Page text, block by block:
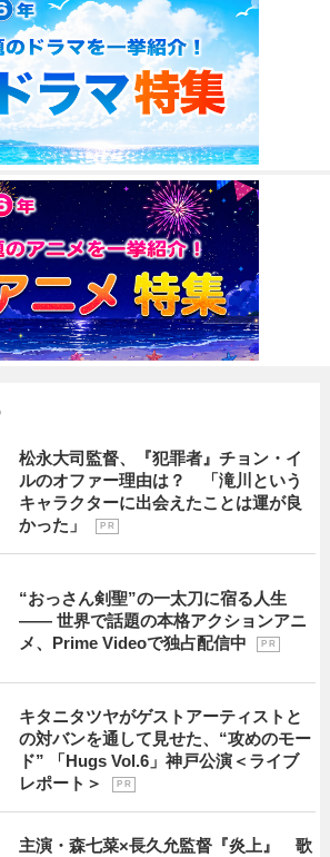
松永大司監督、『犯罪者』チョン・イ
ルのオファー理由は？ 「滝川という
キャラクターに出会えたことは運が良
かった」
P R
“おっさん剣聖”の一太刀に宿る人生
―― 世界で話題の本格アクションアニ
メ、Prime Videoで独占配信中
P R
キタニタツヤがゲストアーティストと
の対バンを通して見せた、“攻めのモー
ド” 「Hugs Vol.6」神戸公演＜ライブ
レポート＞
P R
主演・森七菜×長久允監督『炎上』 歌